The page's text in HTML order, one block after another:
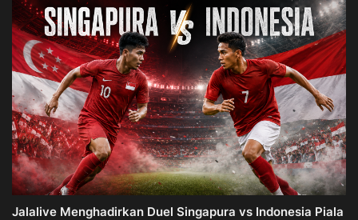
Jalalive Menghadirkan Duel Singapura vs Indonesia Piala